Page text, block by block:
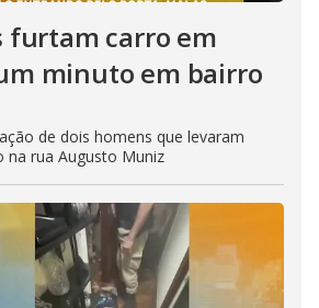
furtam carro em
minuto em bairro
de dois homens que levaram
na rua Augusto Muniz